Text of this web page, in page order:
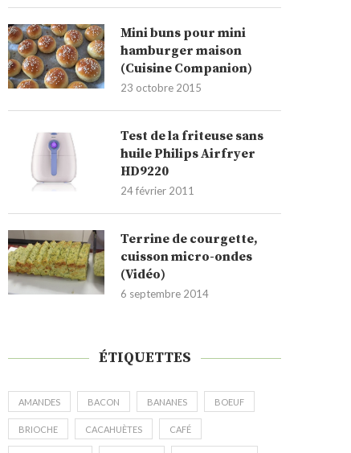
Mini buns pour mini
hamburger maison
(Cuisine Companion)
23 octobre 2015
Test de la friteuse sans
huile Philips Airfryer
HD9220
24 février 2011
Terrine de courgette,
cuisson micro-ondes
(Vidéo)
6 septembre 2014
ÉTIQUETTES
AMANDES BACON BANANES BOEUF
BRIOCHE CACAHUÈTES CAFÉ